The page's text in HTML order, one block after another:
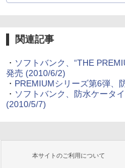
関連記事
・ ソフトバンク、“THE
発売 (2010/6/2)
・ PREMIUMシリーズ第6弾、
・ ソフトバンク、防水ケータ
(2010/5/7)
本サイトのご利用について